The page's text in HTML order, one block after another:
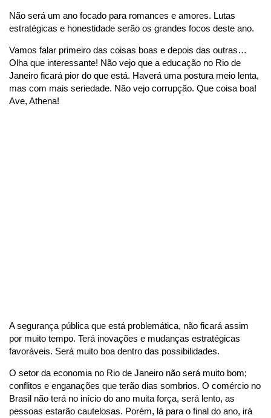
Não será um ano focado para romances e amores. Lutas
estratégicas e honestidade serão os grandes focos deste ano.
Vamos falar primeiro das coisas boas e depois das outras…
Olha que interessante! Não vejo que a educação no Rio de
Janeiro ficará pior do que está. Haverá uma postura meio lenta,
mas com mais seriedade. Não vejo corrupção. Que coisa boa!
Ave, Athena!
A segurança pública que está problemática, não ficará assim
por muito tempo. Terá inovações e mudanças estratégicas
favoráveis. Será muito boa dentro das possibilidades.
O setor da economia no Rio de Janeiro não será muito bom;
conflitos e enganações que terão dias sombrios. O comércio no
Brasil não terá no início do ano muita força, será lento, as
pessoas estarão cautelosas. Porém, lá para o final do ano, irá